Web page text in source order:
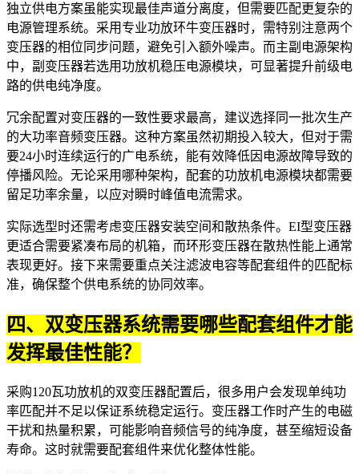
独立供电方案虽能实现最佳声道分离度，但需要匹配更复杂的
电源管理系统。采用专业功放环牛变压器时，需特别注意两个
变压器的相位同步问题，避免引入额外噪声。而主副电源架构
中，副变压器若选用功放机稳压电源模块，可显著提升前级电
路的供电纯净度。
冗余配置对变压器的一致性要求最高，建议选择同一批次生产
的大功率音频变压器。这种方案虽然初期投入较大，但对于需
要24小时连续运行的广电系统，能有效降低因电源故障导致的
停播风险。无论采用哪种架构，配套的功放机电源模块都需要
留足功率余量，以应对瞬时峰值电流需求。
实际选型时还需考虑变压器安装空间和散热条件。EI型变压器
更适合需要紧凑布局的机箱，而环形变压器在散热性能上通常
表现更好。接下来需要重点关注滤波电容等配套组件的匹配标
准，确保整个供电系统的协同效率。
四、双变压器系统需要哪些配套组件才能
发挥最佳性能？
采购120瓦功放机的双变压器配置后，很多用户会发现单纯功
率匹配并不足以保证系统稳定运行。变压器工作时产生的电磁
干扰和热量积累，可能影响音频信号的纯净度，甚至缩短设备
寿命。这时就需要配套组件来优化整体性能。